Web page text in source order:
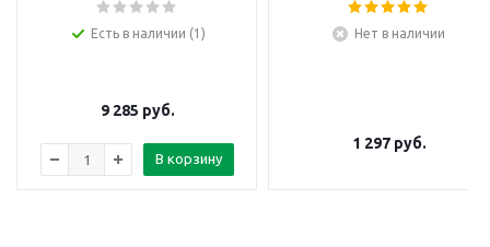
Есть в наличии (1)
9 285 руб.
В корзину
Нет в наличии
1 297руб.